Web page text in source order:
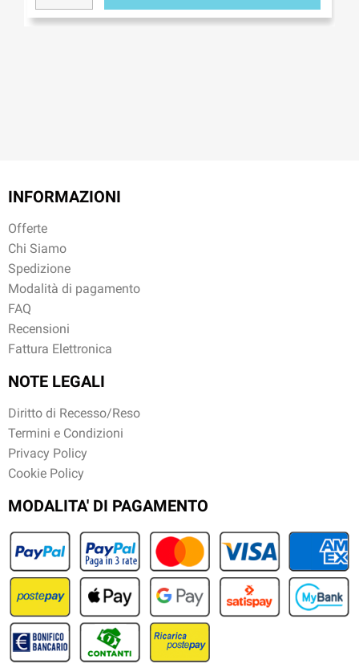
INFORMAZIONI
Offerte
Chi Siamo
Spedizione
Modalità di pagamento
FAQ
Recensioni
Fattura Elettronica
NOTE LEGALI
Diritto di Recesso/Reso
Termini e Condizioni
Privacy Policy
Cookie Policy
MODALITA' DI PAGAMENTO